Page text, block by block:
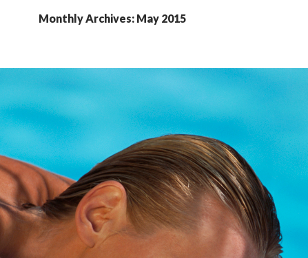
Monthly Archives: May 2015